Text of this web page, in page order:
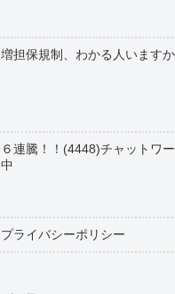
増担保規制、わかる人いますか
６連騰！！(4448)チャットワ
中
プライバシーポリシー